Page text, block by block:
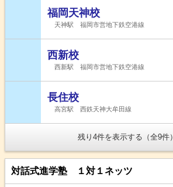
福岡天神校
天神駅 福岡市営地下鉄空港線
西新校
西新駅 福岡市営地下鉄空港線
長住校
高宮駅 西鉄天神大牟田線
残り4件を表示する（全9件）
対話式進学塾 １対１ネッツ